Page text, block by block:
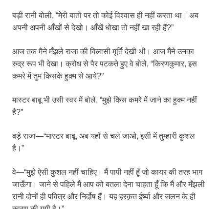
बड़ी रानी बोली, “मेरी बातों पर तो कोई विश्वास ही नहीं करता था। अब
अपनी अपनी आँखों से देखो। आँखें धोखा तो नहीं खा रही हैं?”
आज तक मैने मँझले राजा की विलासी मूर्ति देखी थी। आज मैंने उनका
रुद्र रूप भी देखा। क्रोध से पैर पटकते हुए वे बोले, “किरणकुमार, इस
कमरे में तुम किसके हुक्म से आये?”
मास्टर बाबू भी उसी स्वर में बोले, “मुझे किस कमरे में जाने का हुक्म नहीं
है?”
बड़े राजा—“मास्टर बाबू, अब यहाँ से चले जाओ, इसी में तुम्हारी कुशल
है।”
वे—“मुझे ऐसी कुशल नहीं चाहिए। मैं पापी नहीं हूँ जो कायर की तरह भाग
जाऊँगा। जाने से पहिले मैं आप को बतला देना चाहता हूँ कि मैं और मँझली
रानी दोनों ही पवित्र और निर्दोष हैं। यह हरक़त ईर्ष्या और जलन के ही